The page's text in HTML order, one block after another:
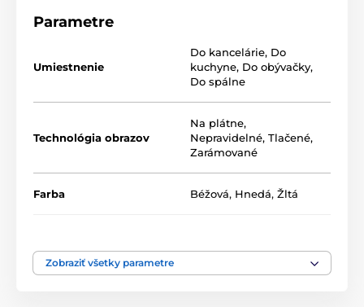
Kvalita je pre nás dôležitá a preto sme pre naše obrazy
Parametre
Umiestnenie
Do kancelárie, Do
kuchyne, Do obývačky,
Do spálne
Technológia obrazov
Na plátne,
Nepravidelné, Tlačené,
Zarámované
Farba Béžová, Hnedá, Žltá
Zobraziť všetky parametre